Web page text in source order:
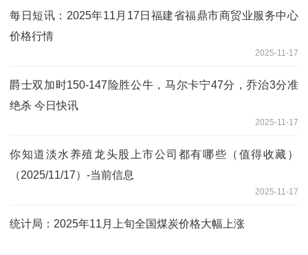
每日短讯：2025年11月17日福建省福鼎市商贸业服务中心
价格行情
2025-11-17
爵士双加时150-147险胜公牛，马尔卡宁47分，乔治3分准
绝杀 今日快讯
2025-11-17
你知道淡水养殖龙头股上市公司都有哪些（值得收藏）
（2025/11/17）-当前信息
2025-11-17
统计局：2025年11月上旬全国煤炭价格大幅上涨